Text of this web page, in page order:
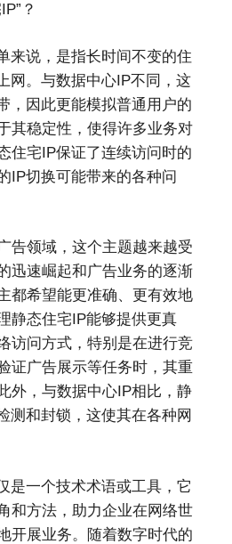
？
来说，是指长时间不变的住
网。与数据中心IP不同，这
，因此更能模拟普通用户的
其稳定性，使得许多业务对
住宅IP保证了连续访问时的
IP切换可能带来的各种问
告领域，这个主题越来越受
迅速崛起和广告业务的逐渐
都希望能更准确、更有效地
静态住宅IP能够提供更真
访问方式，特别是在进行竞
证广告展示等任务时，其重
外，与数据中心IP相比，静
测和封锁，这使其在各种网
是一个技术术语或工具，它
和方法，助力企业在网络世
开展业务。随着数字时代的